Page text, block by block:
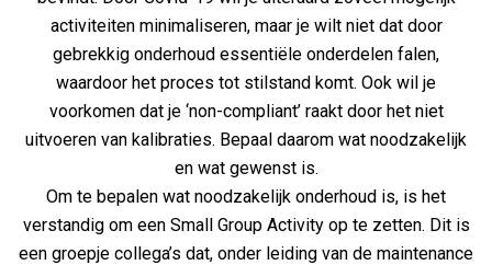
activiteiten minimaliseren, maar je wilt niet dat door
gebrekkig onderhoud essentiële onderdelen falen,
waardoor het proces tot stilstand komt. Ook wil je
voorkomen dat je ‘non-compliant’ raakt door het niet
uitvoeren van kalibraties. Bepaal daarom wat noodzakelijk
en wat gewenst is.
Om te bepalen wat noodzakelijk onderhoud is, is het
verstandig om een Small Group Activity op te zetten. Dit is
een groepje collega’s dat, onder leiding van de maintenance